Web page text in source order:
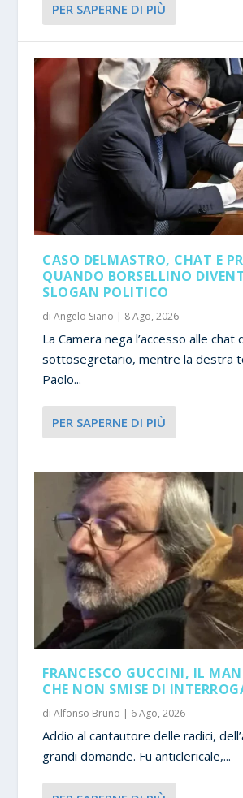
PER SAPERNE DI PIÙ
CASO DELMASTRO, CHAT E
QUANDO BORSELLINO
SLOGAN POLITICO
diAngelo Siano | 8 Ago, 2026
La Camera nega l’accesso alle chat
sottosegretario, mentre la destra
Paolo...
PER SAPERNE DI PIÙ
FRANCESCO GUCCINI, IL
CHE NON SMISE DI
diAlfonso Bruno | 6 Ago, 2026
Addio al cantautore delle radici,
grandi domande. Fu anticlericale,...